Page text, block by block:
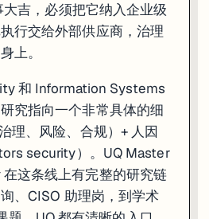
吉，必须把它纳入企业级
行交给外部供应商，治理
上。
和 Information Systems
究指向一个非常具体的细
理、风险、合规）+ 人因
security）。UQ Master
这条线上有完整的研究链
、CISO 助理岗，到学术